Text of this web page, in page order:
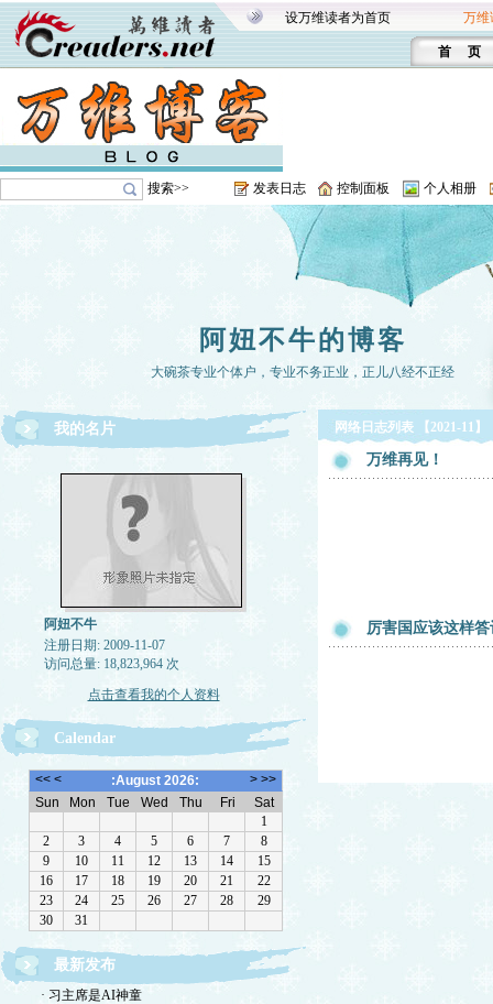
设万维读者为首页 万维
首 页
搜索>> 发表日志 控制面板 个人相册
阿妞不牛的博客
大碗茶专业个体户，专业不务正业，正儿八经不正经
我的名片
阿妞不牛
注册日期: 2009-11-07
访问总量: 18,823,964 次
点击查看我的个人资料
Calendar
最新发布
· 习主席是AI神童
网络日志列表 【2021-11】
万维再见！
厉害国应该这样